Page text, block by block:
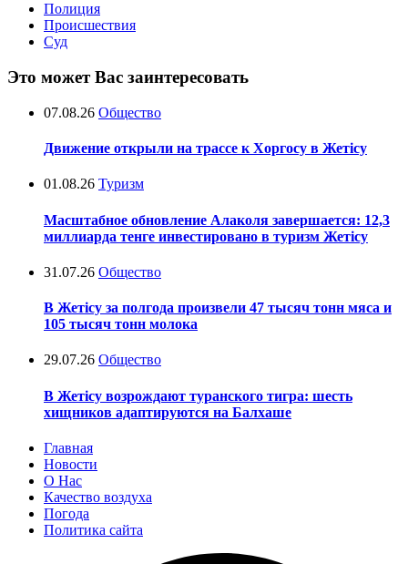
Полиция
Происшествия
Суд
Это может Вас заинтересовать
07.08.26 Общество
Движение открыли на трассе к Хоргосу в Жетісу
01.08.26 Туризм
Масштабное обновление Алаколя завершается: 12,3
миллиарда тенге инвестировано в туризм Жетісу
31.07.26 Общество
В Жетісу за полгода произвели 47 тысяч тонн мяса и
105 тысяч тонн молока
29.07.26 Общество
В Жетісу возрождают туранского тигра: шесть
хищников адаптируются на Балхаше
Главная
Новости
О Нас
Качество воздуха
Погода
Политика сайта